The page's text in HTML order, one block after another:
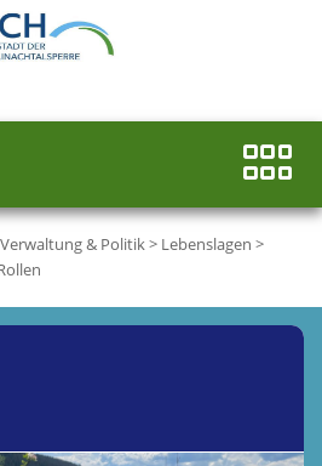
Verwaltung & Politik> Lebenslagen >